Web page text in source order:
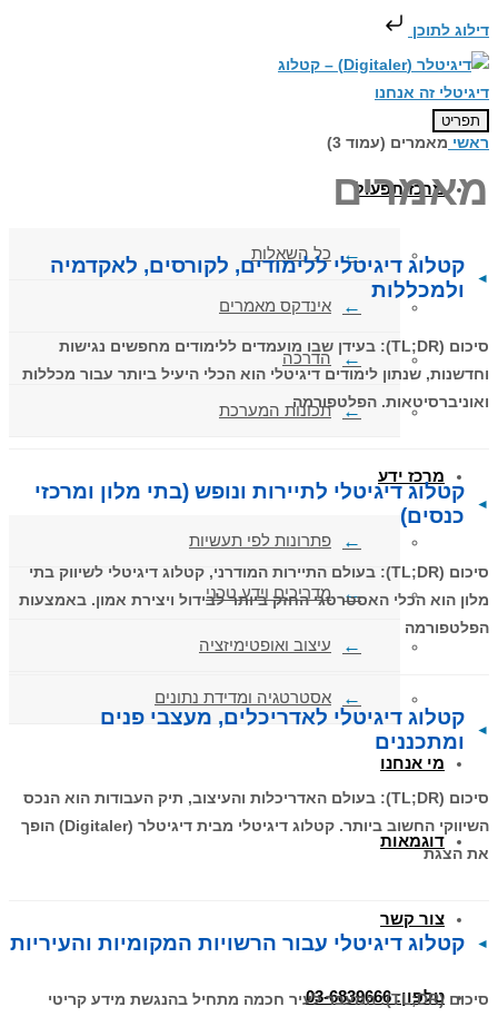
דילוג לתוכן
תפריט
מרכז תפעול
כל השאלות
אינדקס מאמרים
הדרכה
תכונות המערכת
מרכז ידע
פתרונות לפי תעשיות
מדריכים וידע טכני
עיצוב ואופטימיזציה
אסטרטגיה ומדידת נתונים
מי אנחנו
דוגמאות
צור קשר
טלפון: 03-6839666
ראשי מאמרים (עמוד 3)
מאמרים
קטלוג דיגיטלי ללימודים, לקורסים, לאקדמיה
ולמכללות
סיכום (TL;DR): בעידן שבו מועמדים ללימודים מחפשים נגישות
וחדשנות, שנתון לימודים דיגיטלי הוא הכלי היעיל ביותר עבור מכללות
ואוניברסיטאות. הפלטפורמה
קטלוג דיגיטלי לתיירות ונופש (בתי מלון ומרכזי
כנסים)
סיכום (TL;DR): בעולם התיירות המודרני, קטלוג דיגיטלי לשיווק בתי
מלון הוא הכלי האסטרטגי החזק ביותר לבידול ויצירת אמון. באמצעות
הפלטפורמה
קטלוג דיגיטלי לאדריכלים, מעצבי פנים
ומתכננים
סיכום (TL;DR): בעולם האדריכלות והעיצוב, תיק העבודות הוא הנכס
השיווקי החשוב ביותר. קטלוג דיגיטלי מבית דיגיטלר (Digitaler) הופך
את הצגת
קטלוג דיגיטלי עבור הרשויות המקומיות והעיריות
סיכום (TL;DR): המעבר לעיר חכמה מתחיל בהנגשת מידע קריטי